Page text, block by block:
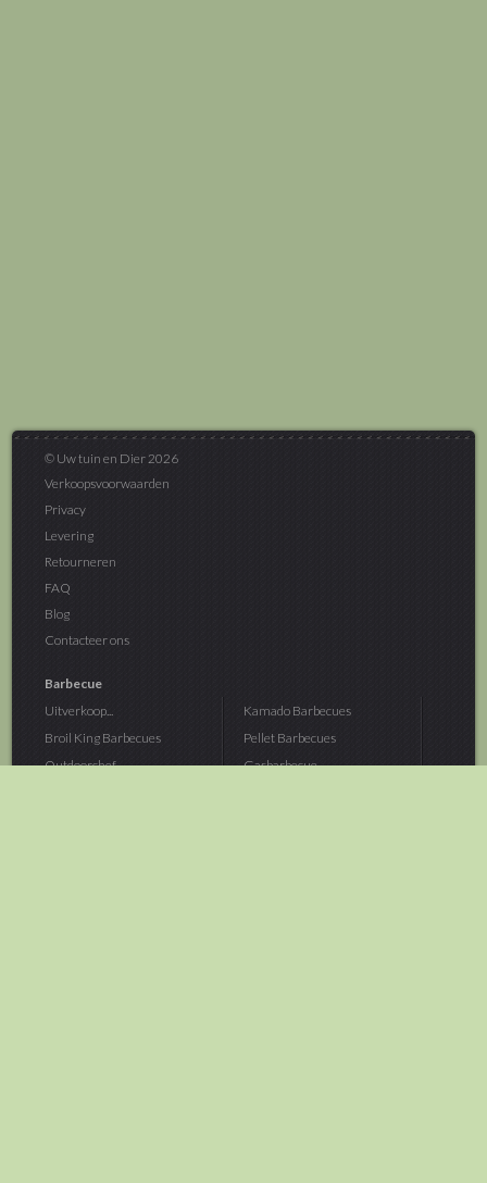
© Uw tuin en Dier 2026
Verkoopsvoorwaarden
Privacy
Levering
Retourneren
FAQ
Blog
Contacteer ons
Barbecue
Uitverkoop...
Broil King Barbecues
Outdoorchef...
Kamado Barbecues
Pellet Barbecues
Gasbarbecue